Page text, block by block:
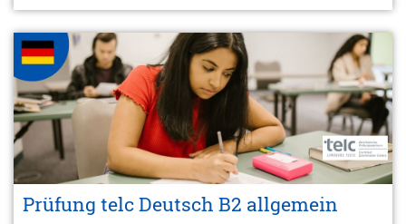
Prüfung telc Deutsch B2 allgemein